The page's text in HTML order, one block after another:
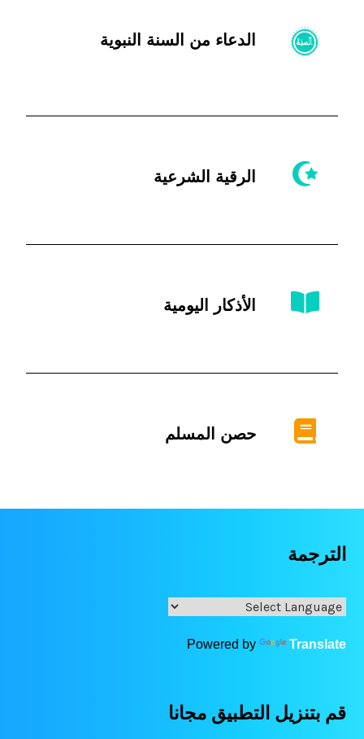
الدعاء من السنة النبوية
الرقية الشرعية
الأذكار اليومية
حصن المسلم
الترجمة
Powered by Translate
قم بتنزيل التطبيق مجانا